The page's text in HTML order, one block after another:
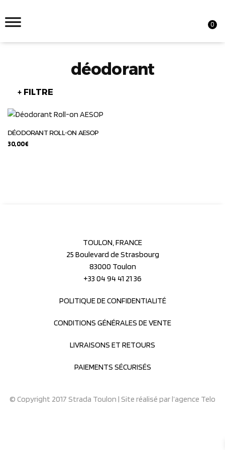
0
déodorant
+ FILTRE
DÉODORANT ROLL-ON AESOP
30,00€
TOULON, FRANCE
25 Boulevard de Strasbourg
83000 Toulon
+33 04 94 41 21 36
POLITIQUE DE CONFIDENTIALITÉ
CONDITIONS GÉNÉRALES DE VENTE
LIVRAISONS ET RETOURS
PAIEMENTS SÉCURISÉS
© Copyright 2017 Strada Toulon | Site réalisé parl’agence Telo